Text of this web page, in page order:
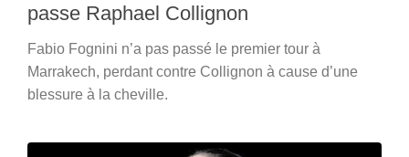
passe Raphael Collignon
Fabio Fognini n’a pas passé le premier tour à
Marrakech, perdant contre Collignon à cause d’une
blessure à la cheville.